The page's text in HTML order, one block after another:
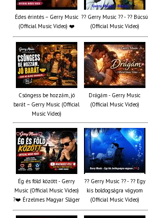
Édes érintés – Gerry Music
(Official Music Video) ❤️
?? Gerry Music ?? - ?? Búcsú
(Official Music Video)
Csöngess be hozzám, jó
barát – Gerry Music (Official
Music Video)
Drágám - Gerry Music
(Official Music Video)
Ég és föld között - Gerry
Music (Official Music Video)
?❤️ Érzelmes Magyar Sláger
?? Gerry Music ?? - ?? Egy
kis boldogságra vágyom
(Official Music Video)